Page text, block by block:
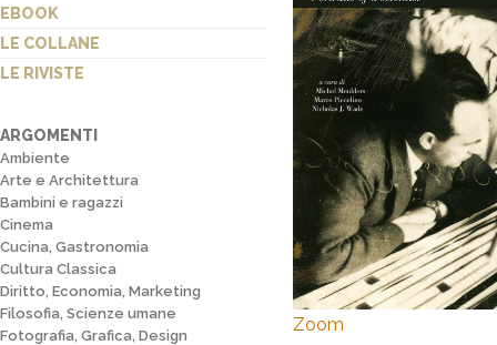
EBOOK
LE COLLANE
LE RIVISTE
ARGOMENTI
Ambiente
Arte e Architettura
Bambini e ragazzi
Cinema
Cucina, Gastronomia
Cultura Classica
Diritto, Economia, Marketing
Filosofia, Scienze umane
Fotografia, Grafica, Design
Zoom